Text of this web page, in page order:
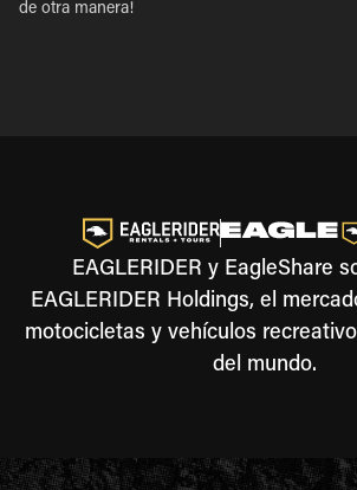
de otra manera!
EAGLERIDER y EagleShare
EAGLERIDER Holdings, el
motocicletas y vehículos
del mundo.